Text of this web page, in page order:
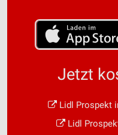
Jetzt
Lidl Prospekt
Lidl